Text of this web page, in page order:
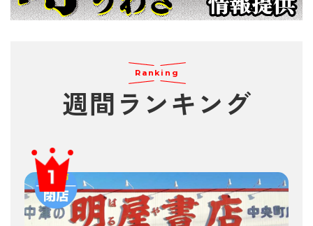
Ranking
週間 ランキング